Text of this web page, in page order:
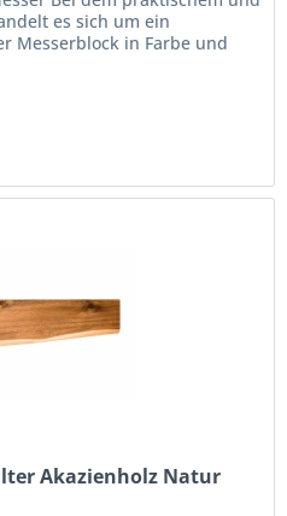
es sich um ein
Messerblock in Farbe und
Akazienholz Natur